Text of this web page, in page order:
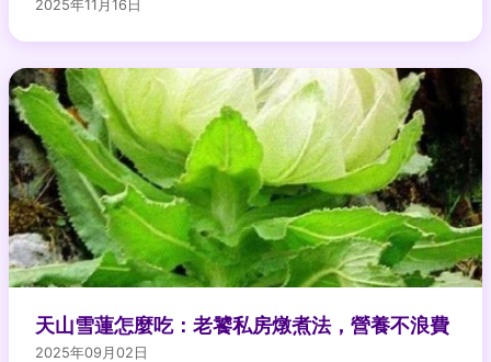
2025年11月16日
天山雪蓮怎麼吃：老饕私房燉煮法，營養不浪費
2025年09月02日